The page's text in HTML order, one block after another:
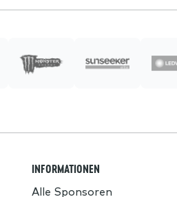
INFORMATIONEN
Alle Sponsoren